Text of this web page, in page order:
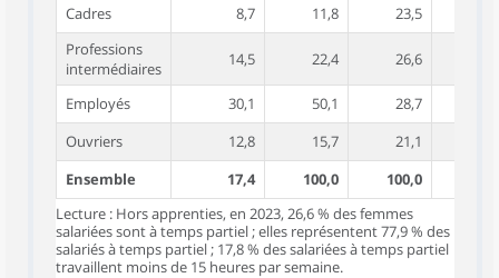
Cadres
8,7 11,8 23,5
Professions
intermédiaires
14,5 22,4 26,6
Employés 30,1 50,1 28,7
Ouvriers
12,8 15,7 21,1
Ensemble
17,4 100,0 100,0
Lecture : Hors apprenties, en 2023, 26,6 % des femmes
salariées sont à temps partiel ; elles représentent 77,9 % des
salariés à temps partiel ; 17,8 % des salariées à temps partiel
travaillent moins de 15 heures par semaine.